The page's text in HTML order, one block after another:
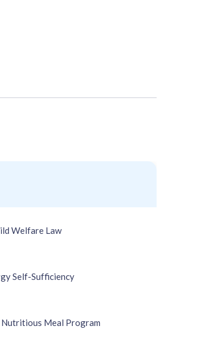
Welfare Law
Self-Sufficiency
Nutritious Meal Program